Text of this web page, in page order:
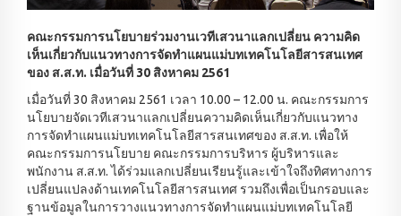
คณะกรรมการนโยบายร่วมงานเวทีเสวนาแลกเปลี่ยน ความคิด
เห็นเกี่ยวกับแนวทางการจัดทำแผนแม่บทเทคโนโลยีสารสนเทศ
ของ ส.ส.ท. เมื่อวันที่ 30 สิงหาคม 2561
เมื่อวันที่ 30 สิงหาคม 2561 เวลา 10.00 – 12.00 น. คณะกรรมการ
นโยบายจัดเวทีเสวนาแลกเปลี่ยนความคิดเห็นเกี่ยวกับแนวทาง
การจัดทำแผนแม่บทเทคโนโลยีสารสนเทศของ ส.ส.ท. เพื่อให้
คณะกรรมการนโยบาย คณะกรรมการบริหาร ผู้บริหารและ
พนักงาน ส.ส.ท. ได้ร่วมแลกเปลี่ยนเรียนรู้และเข้าใจถึงทิศทางการ
เปลี่ยนแปลงด้านเทคโนโลยีสารสนเทศ รวมถึงเพื่อเป็นกรอบและ
ฐานข้อมูลในการวางแนวทางการจัดทำแผนแม่บทเทคโนโลยี